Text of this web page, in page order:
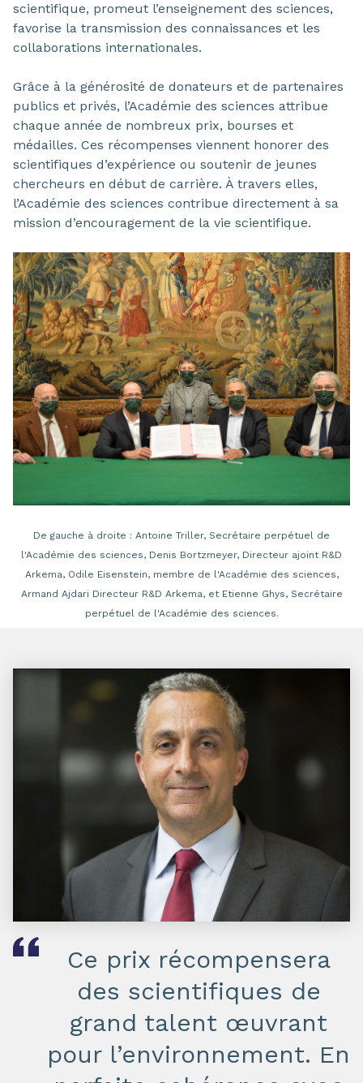
scientifique, promeut l’enseignement des sciences,
favorise la transmission des connaissances et les
collaborations internationales.
Grâce à la générosité de donateurs et de partenaires
publics et privés, l’Académie des sciences attribue
chaque année de nombreux prix, bourses et
médailles. Ces récompenses viennent honorer des
scientifiques d’expérience ou soutenir de jeunes
chercheurs en début de carrière. À travers elles,
l’Académie des sciences contribue directement à sa
mission d’encouragement de la vie scientifique.
De gauche à droite : Antoine Triller, Secrétaire perpétuel de
l'Académie des sciences, Denis Bortzmeyer, Directeur ajoint R&D
Arkema, Odile Eisenstein, membre de l'Académie des sciences,
Armand Ajdari Directeur R&D Arkema, et Etienne Ghys, Secrétaire
perpétuel de l'Académie des sciences.
Ce prix récompensera
des scientifiques de
grand talent œuvrant
pour l’environnement. En